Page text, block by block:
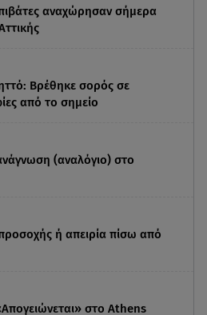
αναχώρησαν σήμερα
Βρέθηκε σορός σε
από το σημείο
(αναλόγιο) στο
ή απειρία πίσω από
στο Athens